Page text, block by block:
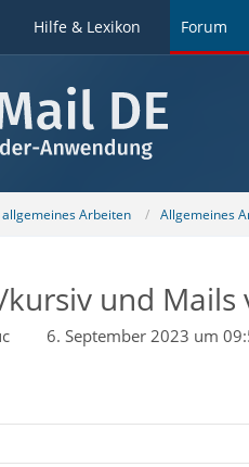
Hilfe & Lexikon Forum
Arbeiten Allgemeines
und Mails
6. September 2023 um